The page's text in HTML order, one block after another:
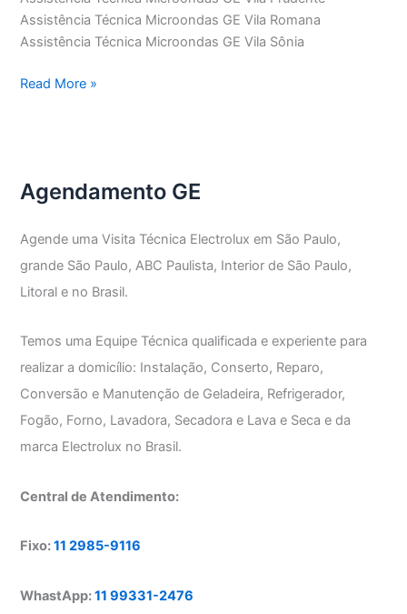
Assistência Técnica Microondas GE Vila Romana
Assistência Técnica Microondas GE Vila Sônia
Assistência
Read More »
Agendamento GE
Agende uma Visita Técnica Electrolux em São Paulo,
grande São Paulo, ABC Paulista, Interior de São Paulo,
Litoral e no Brasil.
Temos uma Equipe Técnica qualificada e experiente para
realizar a domicílio: Instalação, Conserto, Reparo,
Conversão e Manutenção de Geladeira, Refrigerador,
Fogão, Forno, Lavadora, Secadora e Lava e Seca e da
marca Electrolux no Brasil.
Central de Atendimento:
Fixo:11 2985-9116
WhastApp:11 99331-2476